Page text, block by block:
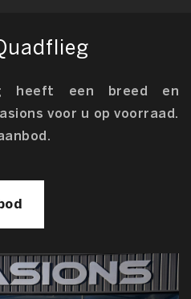
heeft een breed en
voor u op voorraad.